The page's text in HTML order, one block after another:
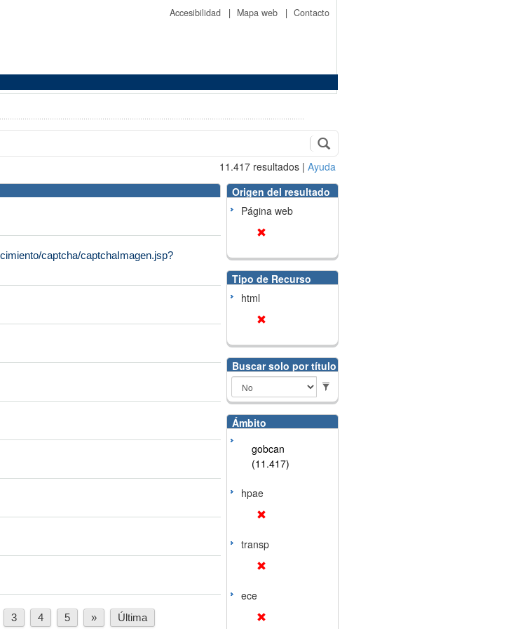
Accesibilidad | Mapa web | Contacto
11.417 resultados | Ayuda
captcha/captchaImagen.jsp?
3 4 5 » Última
Origen del resultado
Página web
Tipo de Recurso
html
Buscar solo por título
Ámbito
gobcan
(11.417)
hpae
transp
ece